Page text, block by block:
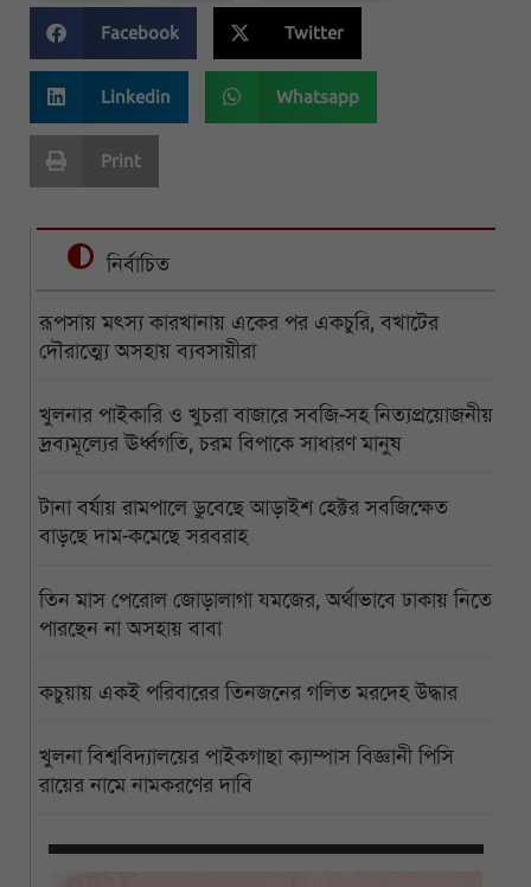
Facebook Twitter
Linkedin Whatsapp
Print
নির্বাচিত
রূপসায় মৎস্য কারখানায় একের পর একচুরি, বখাটের
দৌরাত্ম্যে অসহায় ব্যবসায়ীরা
খুলনার পাইকারি ও খুচরা বাজারে সবজি-সহ নিত্যপ্রয়োজনীয়
দ্রব্যমূল্যের ঊর্ধ্বগতি, চরম বিপাকে সাধারণ মানুষ
টানা বর্ষায় রামপালে ডুবেছে আড়াইশ হেক্টর সবজিক্ষেত
বাড়ছে দাম-কমেছে সরবরাহ
তিন মাস পেরোল জোড়ালাগা যমজের, অর্থাভাবে ঢাকায় নিতে
পারছেন না অসহায় বাবা
কচুয়ায় একই পরিবারের তিনজনের গলিত মরদেহ উদ্ধার
খুলনা বিশ্ববিদ্যালয়ের পাইকগাছা ক্যাম্পাস বিজ্ঞানী পিসি
রায়ের নামে নামকরণের দাবি